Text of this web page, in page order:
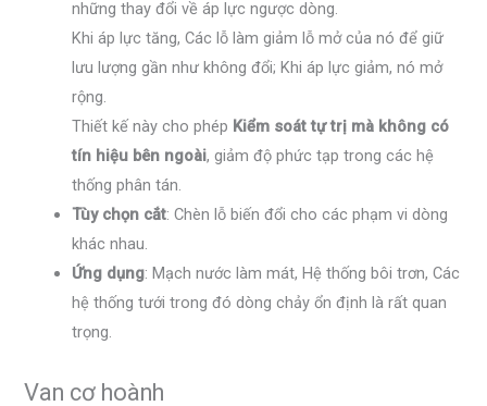
những thay đổi về áp lực ngược dòng.
Khi áp lực tăng, Các lỗ làm giảm lỗ mở của nó để giữ
lưu lượng gần như không đổi; Khi áp lực giảm, nó mở
rộng.
Thiết kế này cho phép Kiểm soát tự trị mà không có
tín hiệu bên ngoài, giảm độ phức tạp trong các hệ
thống phân tán.
Tùy chọn cắt: Chèn lỗ biến đổi cho các phạm vi dòng
khác nhau.
Ứng dụng: Mạch nước làm mát, Hệ thống bôi trơn, Các
hệ thống tưới trong đó dòng chảy ổn định là rất quan
trọng.
Van cơ hoành